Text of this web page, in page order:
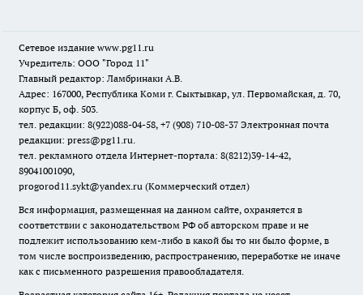
Сетевое издание www.pg11.ru
Учредитель: ООО "Город 11"
Главный редактор: Ламбринаки А.В.
Адрес: 167000, Республика Коми г. Сыктывкар, ул. Первомайская, д. 70,
корпус Б, оф. 503.
тел. редакции: 8(922)088-04-58, +7 (908) 710-08-37 Электронная почта
редакции: press@pg11.ru.
тел. рекламного отдела Интернет-портала: 8(8212)39-14-42,
89041001090,
progorod11.sykt@yandex.ru (Коммерческий отдел)
Вся информация, размещенная на данном сайте, охраняется в
соответствии с законодательством РФ об авторском праве и не
подлежит использованию кем-либо в какой бы то ни было форме, в
том числе воспроизведению, распространению, переработке не иначе
как с письменного разрешения правообладателя.